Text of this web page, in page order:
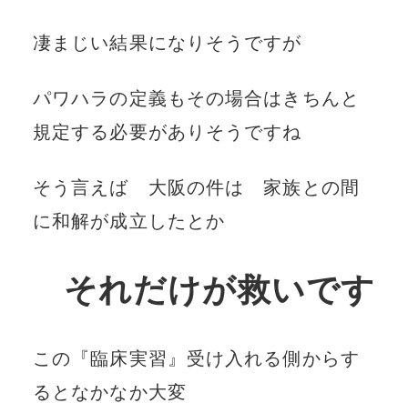
凄まじい結果になりそうですが
パワハラの定義もその場合はきちんと
規定する必要がありそうですね
そう言えば 大阪の件は 家族との間
に和解が成立したとか
それだけが救いです
この『臨床実習』受け入れる側からす
るとなかなか大変